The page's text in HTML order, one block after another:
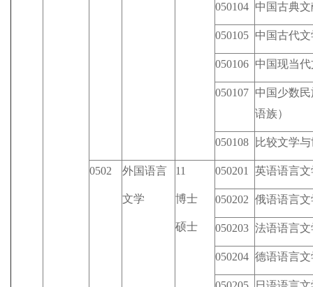
050104 中国古典
050105 中国古代文
050106 中国现当
050107 中国少数
语族）
050108 比较文学
0502 外国语言
文学
11
博士
硕士
050201 英语语言文
050202 俄语语言文
050203 法语语言文
050204 德语语言文